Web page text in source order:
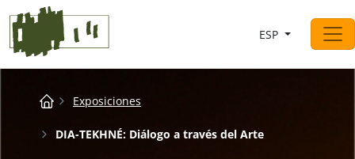
Saltar al contingut
Navegación principal
ESP
Breadcrumb
Exposiciones
DIA-TEKHNÉ: Diálogo a través del Arte